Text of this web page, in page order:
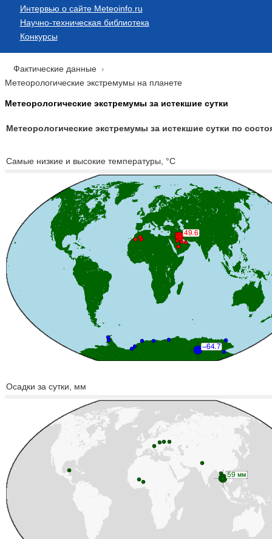
Интервью о сайте Meteoinfo.ru
Научно-техническая библиотека
Конкурсы
Фактические данные
Метеорологические экстремумы на планете
Метеорологические экстремумы за истекшие сутки
Метеорологические экстремумы за истекшие сутки по
Самые низкие и высокие температуры, °C
Осадки за сутки, мм